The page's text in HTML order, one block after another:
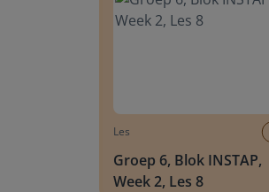
Les
Groep 6, Blok INSTAP,
Week 2, Les 8